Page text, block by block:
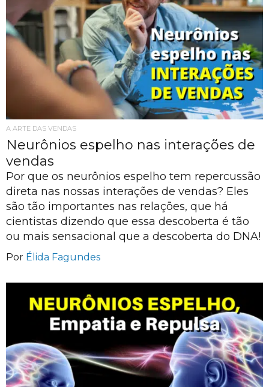
A ARTE DAS VENDAS
Neurônios espelho nas interações de
vendas
Por que os neurônios espelho tem repercussão
direta nas nossas interações de vendas? Eles
são tão importantes nas relações, que há
cientistas dizendo que essa descoberta é tão
ou mais sensacional que a descoberta do DNA!
Por Élida Fagundes